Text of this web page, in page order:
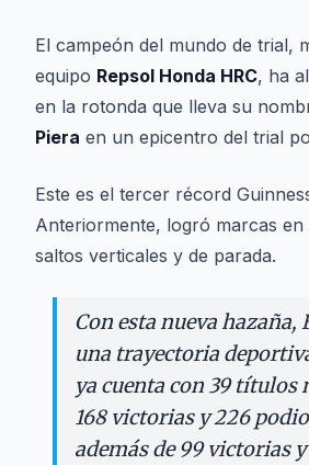
El campeón del mundo de trial,
equipo Repsol Honda HRC, ha
en la rotonda que lleva su
Piera en un epicentro del trial
Este es el tercer récord
Anteriormente, logró marcas en
saltos verticales y de parada.
Con esta nueva hazaña,
una trayectoria
ya cuenta con 39 títulos
168 victorias y 226
además de 99 victorias y